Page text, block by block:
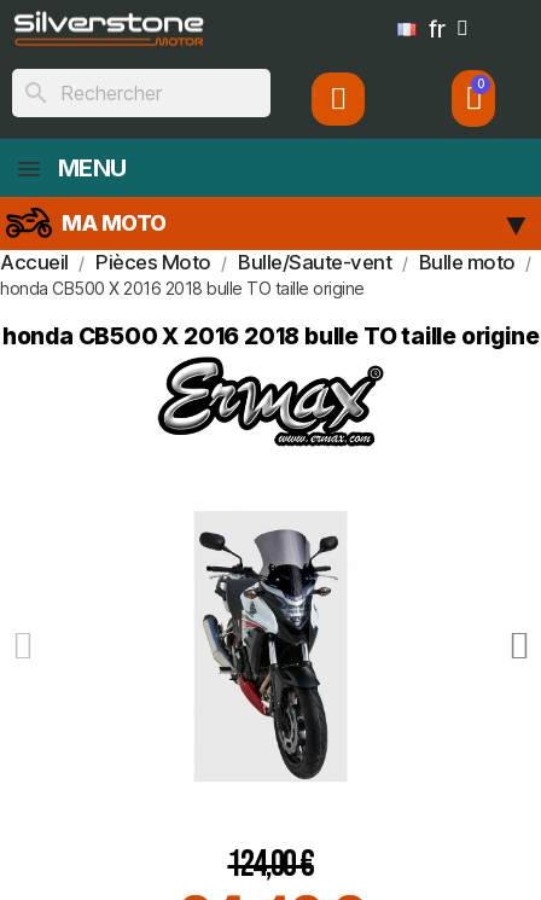
fr
search
MENU
MA MOTO
Accueil Pièces Moto Bulle/Saute-vent Bulle moto
honda CB500 X 2016 2018 bulle TO taille origine
honda CB500 X 2016 2018 bulle TO taille origine
124,00 €